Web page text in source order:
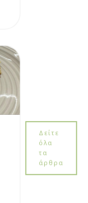
Δείτε
όλα
τα
άρθρα